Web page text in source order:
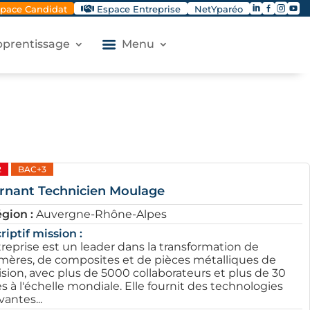
Candidat Espace Entreprise NetYparéo 
Menu
BAC+3
Technicien Moulage
: Auvergne-Rhône-Alpes
mission :
est un leader dans la transformation de
de composites et de pièces métalliques de
avec plus de 5000 collaborateurs et plus de 30
à l'échelle mondiale. Elle fournit des technologies